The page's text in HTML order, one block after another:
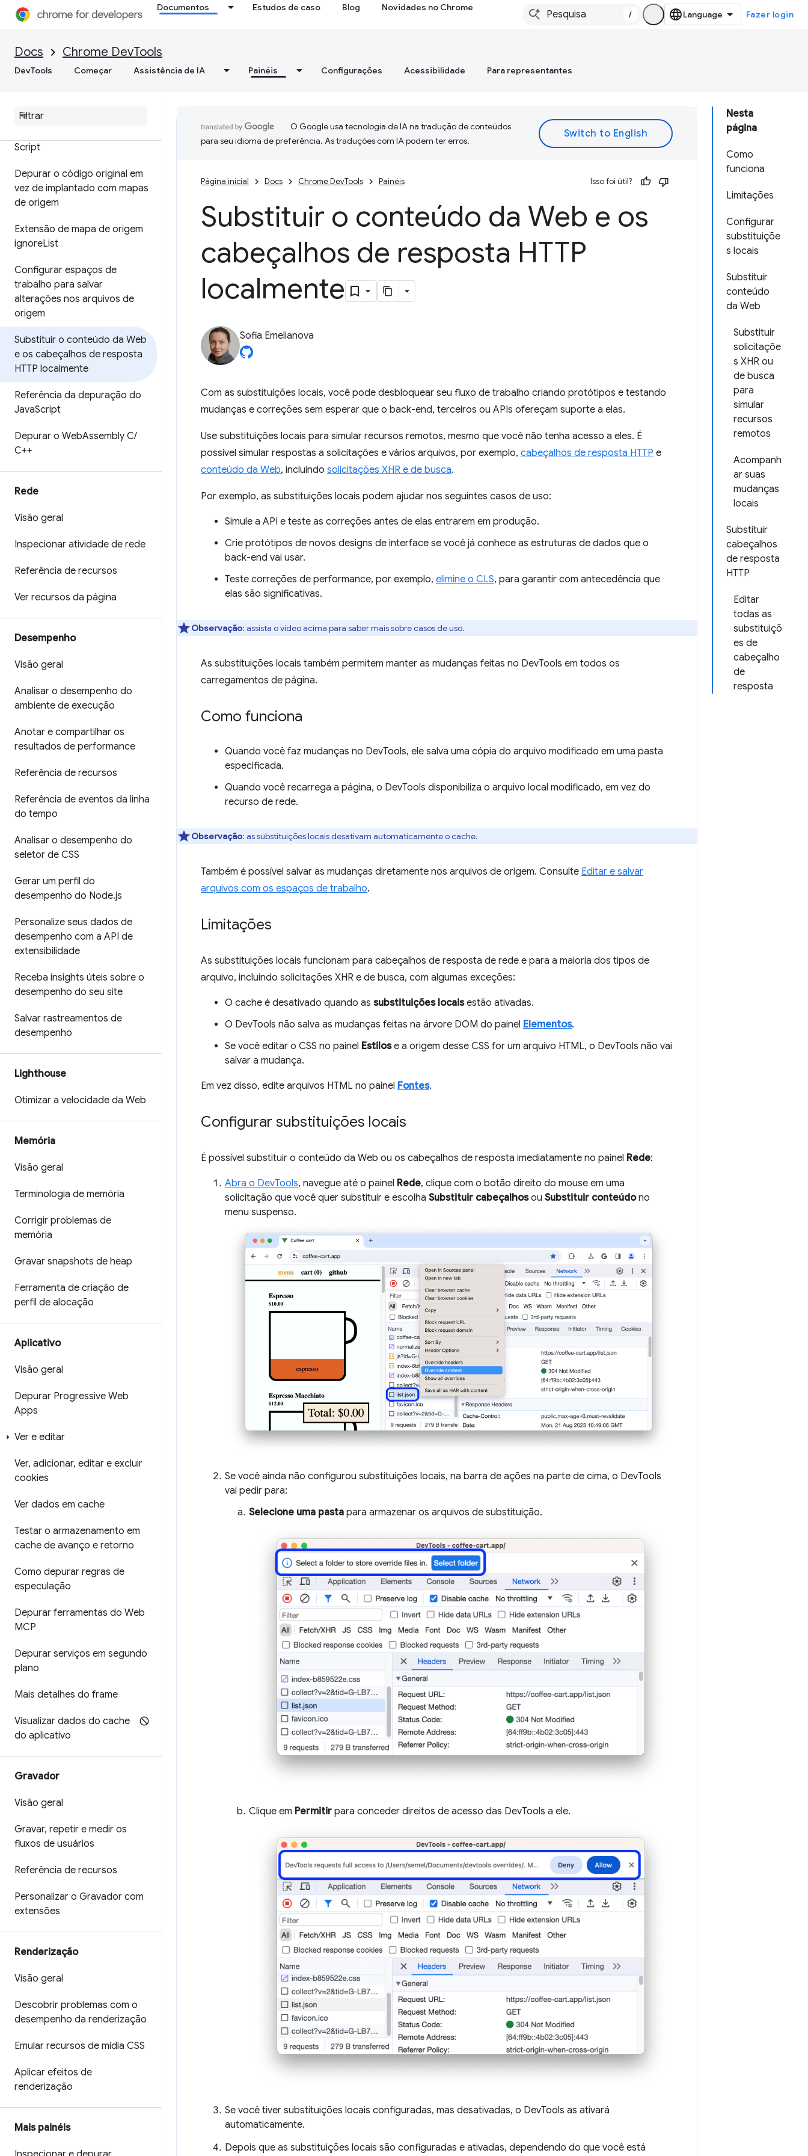
Documentos Estudos de caso Blog Novidades no Chrome
/ Fazer login
Docs Chrome DevTools
DevTools Começar Assistência de IA Painéis Configurações Acessibilidade Para representantes
Fontes
Depurar o JavaScript
Script
Depurar o código original em
vez de implantado com mapas
de origem
Extensão de mapa de origem
ignoreList
Configurar espaços de
trabalho para salvar
alterações nos arquivos de
origem
Substituir o conteúdo da Web
e os cabeçalhos de resposta
HTTP localmente
Referência da depuração do
JavaScript
Depurar o WebAssembly C/
C++
Rede
Visão geral
Inspecionar atividade de rede
Referência de recursos
Ver recursos da página
Desempenho
Visão geral
Analisar o desempenho do
ambiente de execução
Anotar e compartilhar os
resultados de performance
Referência de recursos
Referência de eventos da linha
do tempo
Analisar o desempenho do
seletor de CSS
Gerar um perfil do
desempenho do Node.js
Personalize seus dados de
desempenho com a API de
extensibilidade
Receba insights úteis sobre o
desempenho do seu site
Salvar rastreamentos de
desempenho
Lighthouse
Otimizar a velocidade da Web
Memória
Visão geral
Terminologia de memória
Corrigir problemas de
memória
Gravar snapshots de heap
Ferramenta de criação de
perfil de alocação
Aplicativo
Visão geral
Depurar Progressive Web
Apps
Ver e editar
Ver, adicionar, editar e excluir
cookies
Ver dados em cache
Testar o armazenamento em
cache de avanço e retorno
Como depurar regras de
especulação
Depurar ferramentas do Web
MCP
Depurar serviços em segundo
plano
Mais detalhes do frame
Visualizar dados do cache
do aplicativo
Gravador
Visão geral
Gravar, repetir e medir os
fluxos de usuários
Referência de recursos
Personalizar o Gravador com
extensões
Renderização
Visão geral
Descobrir problemas com o
desempenho da renderização
Emular recursos de mídia CSS
Aplicar efeitos de
renderização
Mais painéis
Nesta
página
Como
funciona
Limitações
Configurar
substituiçõe
s locais
Substituir
conteúdo
da Web
Substituir
solicitaçõe
s XHR ou
de busca
para
simular
recursos
remotos
Acompanh
ar suas
mudanças
locais
Substituir
cabeçalhos
de resposta
HTTP
Editar
todas as
substituiçõ
es de
cabeçalho
de
resposta
O Google usa tecnologia de IA na tradução de conteúdos
para seu idioma de preferência. As traduções com IA podem ter erros.
Página inicial Docs Chrome DevTools Painéis Isso foi útil?
Substituir o conteúdo da Web e os
cabeçalhos de resposta HTTP
localmente
Sofia Emelianova
Com as substituições locais, você pode desbloquear seu fluxo de trabalho criando protótipos e testando
mudanças e correções sem esperar que o back-end, terceiros ou APIs ofereçam suporte a elas.
Use substituições locais para simular recursos remotos, mesmo que você não tenha acesso a eles. É
possível simular respostas a solicitações e vários arquivos, por exemplo, cabeçalhos de resposta HTTP e
conteúdo da Web, incluindo solicitações XHR e de busca.
Por exemplo, as substituições locais podem ajudar nos seguintes casos de uso:
Simule a API e teste as correções antes de elas entrarem em produção.
Crie protótipos de novos designs de interface se você já conhece as estruturas de dados que o
back-end vai usar.
Teste correções de performance, por exemplo, elimine o CLS, para garantir com antecedência que
elas são significativas.
Observação: assista o vídeo acima para saber mais sobre casos de uso.
As substituições locais também permitem manter as mudanças feitas no DevTools em todos os
carregamentos de página.
Como funciona
Quando você faz mudanças no DevTools, ele salva uma cópia do arquivo modificado em uma pasta
especificada.
Quando você recarrega a página, o DevTools disponibiliza o arquivo local modificado, em vez do
recurso de rede.
Observação: as substituições locais desativam automaticamente o cache.
Também é possível salvar as mudanças diretamente nos arquivos de origem. Consulte Editar e salvar
arquivos com os espaços de trabalho.
Limitações
As substituições locais funcionam para cabeçalhos de resposta de rede e para a maioria dos tipos de
arquivo, incluindo solicitações XHR e de busca, com algumas exceções:
O cache é desativado quando as substituições locaisestão ativadas.
O DevTools não salva as mudanças feitas na árvore DOM do painel Elementos.
Se você editar o CSS no painel Estilose a origem desse CSS for um arquivo HTML, o DevTools não vai
salvar a mudança.
Em vez disso, edite arquivos HTML no painel Fontes.
Configurar substituições locais
É possível substituir o conteúdo da Web ou os cabeçalhos de resposta imediatamente no painel Rede:
Abra o DevTools, navegue até o painel Rede, clique com o botão direito do mouse em uma
solicitação que você quer substituir e escolha Substituir cabeçalhosou Substituir conteúdono
menu suspenso.
Se você ainda não configurou substituições locais, na barra de ações na parte de cima, o DevTools
vai pedir para:
Selecione uma pasta para armazenar os arquivos de substituição.
Clique em Permitir para conceder direitos de acesso das DevTools a ele.
Se você tiver substituições locais configuradas, mas desativadas, o DevTools as ativará
automaticamente.
Depois que as substituições locais são configuradas e ativadas, dependendo do que você está